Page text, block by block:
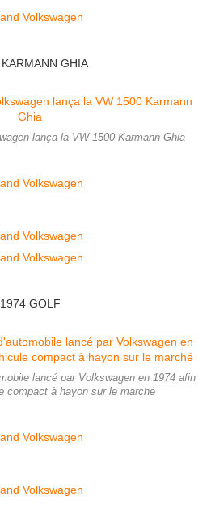
GHIA
lança la VW 1500 Karmann Ghia
1974 GOLF
lancé par Volkswagen en 1974 afin
compact à hayon sur le marché